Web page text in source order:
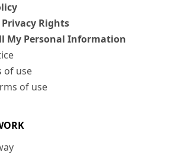
Rights
My Personal Information
of use
of use